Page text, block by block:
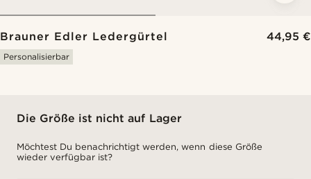
Brauner Edler Ledergürtel 44,95 €
Personalisierbar
Die Größe ist nicht auf Lager
Möchtest Du benachrichtigt werden, wenn diese Größe
wieder verfügbar ist?